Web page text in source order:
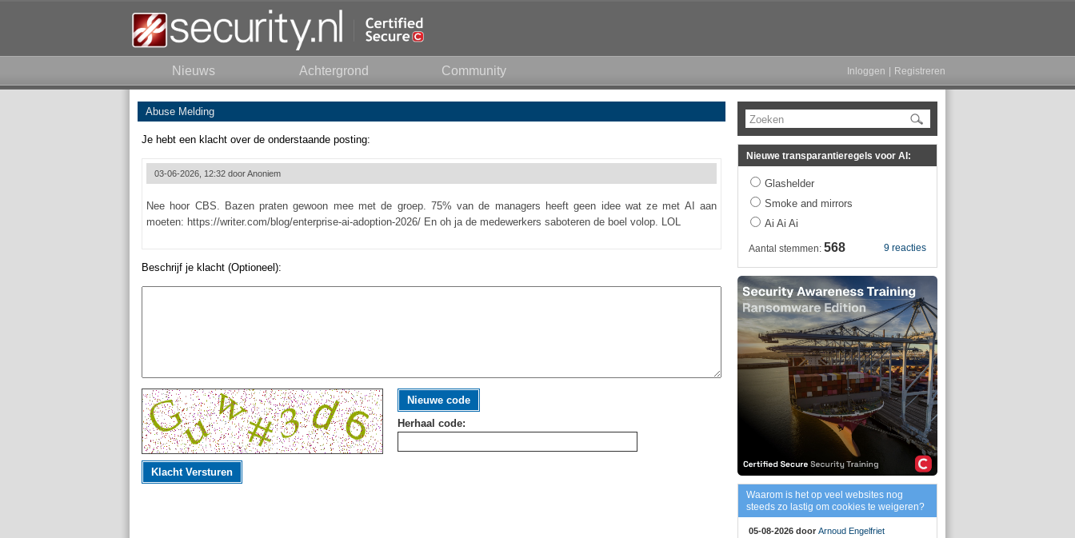
Nieuws Achtergrond Community Inloggen Registreren
Abuse Melding
Je hebt een klacht over de onderstaande posting:
03-06-2026, 12:32 doorAnoniem
Nee hoor CBS. Bazen praten gewoon mee met de groep. 75% van de managers heeft geen idee wat ze met AI aan
moeten: https://writer.com/blog/enterprise-ai-adoption-2026/ En oh ja de medewerkers saboteren de boel volop. LOL
Beschrijf je klacht (Optioneel):
Nieuwe code
Herhaal code:
Klacht Versturen
Zoeken
Nieuwe transparantieregels voor AI:
Glashelder
Smoke and mirrors
Ai Ai Ai
9 reacties
Aantal stemmen: 568
Waarom is het op veel websites nog
steeds zo lastig om cookies te weigeren?
05-08-2026 door Arnoud Engelfriet